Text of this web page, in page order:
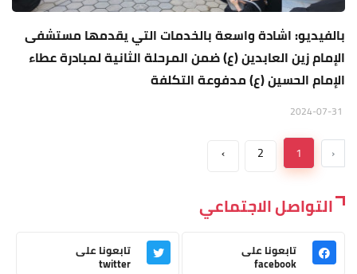
بالفيديو: اشادة واسعة بالخدمات التي يقدمها مستشفى
الإمام زين العابدين (ع) ضمن المرحلة الثانية لمبادرة عطاء
الإمام الحسين (ع) مدفوعة التكلفة
‹
1
2
›
التواصل الاجتماعي
تابعونا على
facebook
تابعونا على
twitter